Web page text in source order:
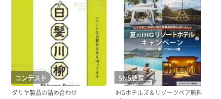
コンテスト
ダリヤ製品の詰め合わせ
SNS懸賞
IHGホテルズ＆リゾーツペア無料